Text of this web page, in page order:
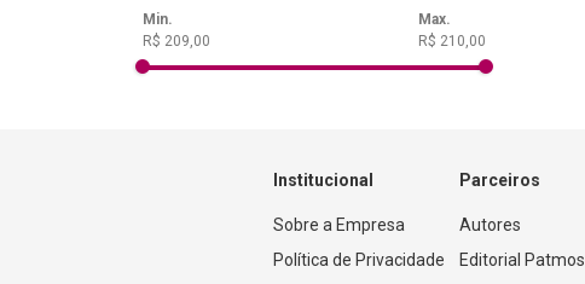
R$ 209,00 R$ 210,00
Institucional
Sobre a Empresa
Política de Privacidade
Parceiros
Autores
Editorial Patmos